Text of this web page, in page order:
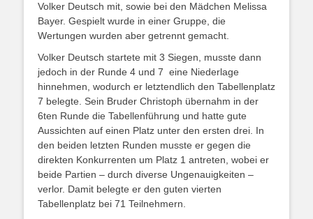
Volker Deutsch mit, sowie bei den Mädchen Melissa
Bayer. Gespielt wurde in einer Gruppe, die
Wertungen wurden aber getrennt gemacht.
Volker Deutsch startete mit 3 Siegen, musste dann
jedoch in der Runde 4 und 7 eine Niederlage
hinnehmen, wodurch er letztendlich den Tabellenplatz
7 belegte. Sein Bruder Christoph übernahm in der
6ten Runde die Tabellenführung und hatte gute
Aussichten auf einen Platz unter den ersten drei. In
den beiden letzten Runden musste er gegen die
direkten Konkurrenten um Platz 1 antreten, wobei er
beide Partien – durch diverse Ungenauigkeiten –
verlor. Damit belegte er den guten vierten
Tabellenplatz bei 71 Teilnehmern.